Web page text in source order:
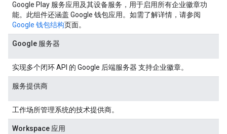
Google Play 服务应用及其设备服务，用于启用所有企业徽章功
能。此组件还涵盖 Google 钱包应用。如需了解详情，请参阅
Google 钱包结构页面。
Google 服务器
实现多个闭环 API 的 Google 后端服务器 支持企业徽章。
服务提供商
工作场所管理系统的技术提供商。
Workspace 应用